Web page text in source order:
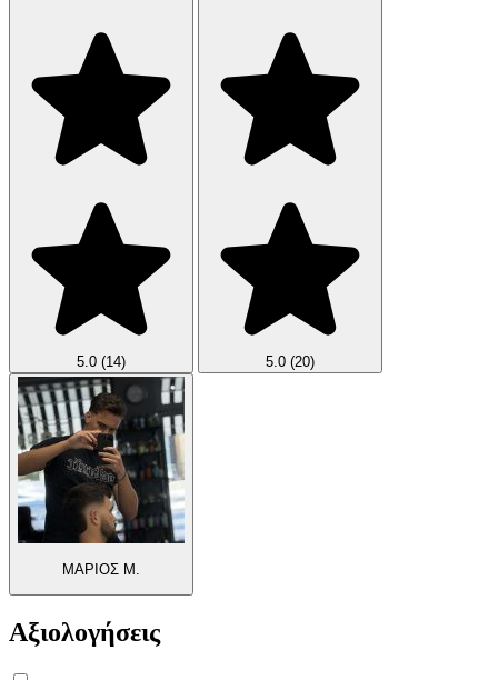
5.0 (14) 5.0 (20)
ΜΑΡΙΟΣ Μ.
Αξιολογήσεις